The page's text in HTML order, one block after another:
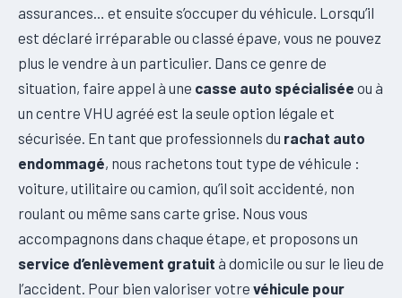
assurances… et ensuite s’occuper du véhicule. Lorsqu’il
est déclaré irréparable ou classé épave, vous ne pouvez
plus le vendre à un particulier. Dans ce genre de
situation, faire appel à une casse auto spécialisée ou à
un centre VHU agréé est la seule option légale et
sécurisée. En tant que professionnels du rachat auto
endommagé, nous rachetons tout type de véhicule :
voiture, utilitaire ou camion, qu’il soit accidenté, non
roulant ou même sans carte grise. Nous vous
accompagnons dans chaque étape, et proposons un
service d’enlèvement gratuit à domicile ou sur le lieu de
l’accident. Pour bien valoriser votre véhicule pour